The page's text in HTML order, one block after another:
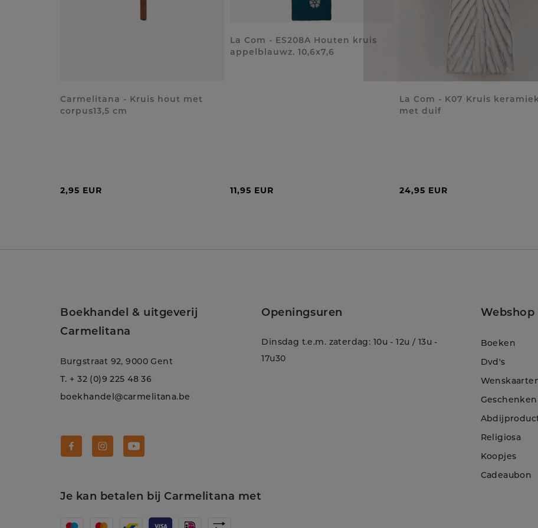
Carmelitana - Kruis hout met
corpus13,5 cm
2,95 EUR
La Com - ES208A Houten kruis
appelblauwz. 10,6x7,6
11,95 EUR
La Com - K07 Kruis
met duif
24,95 EUR
Boekhandel & uitgeverij
Carmelitana
Burgstraat 92, 9000 Gent
T. + 32 (0)9 225 48 36
boekhandel@carmelitana.be
Openingsuren
Dinsdag t.e.m. zaterdag: 10u - 12u / 13u -
17u30
Je kan betalen bij Carmelitana met
Webshop
Boeken
Dvd's
Geschenken
Religiosa
Koopjes
Cadeaubon